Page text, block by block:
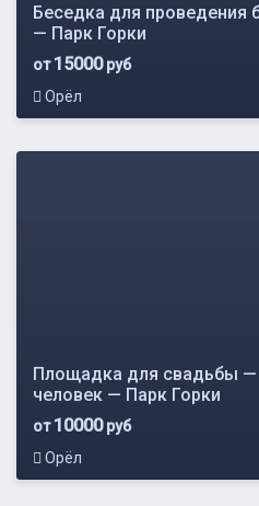
Беседка для проведения
— Парк Горки
от15000руб
Орёл
Площадка для свадьбы
человек — Парк Горки
от10000руб
Орёл